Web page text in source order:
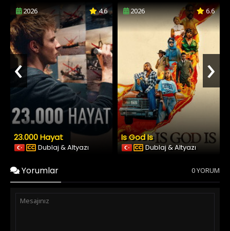
2026 4.6
23.000 Hayat
Dublaj & Altyazı
2026 6.6
Is God Is
Dublaj & Altyazı
‹ ›
Yorumlar 0 YORUM